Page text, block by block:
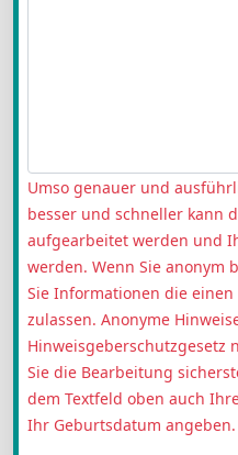
Umso genauer und
besser und schneller kann
aufgearbeitet werden und
werden. Wenn Sie anonym
Sie Informationen die einen
zulassen. Anonyme
Hinweisgeberschutzgesetz
Sie die Bearbeitung
dem Textfeld oben auch
Ihr Geburtsdatum angeben.